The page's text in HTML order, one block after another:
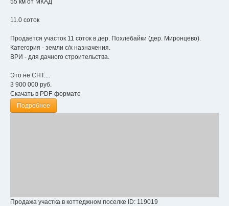
11.0 соток
Продается участок 11 соток в дер. Похлебайки (дер. Миронцево).
Категория - земли с/х назначения.
ВРИ - для дачного строительства.
Это не СНТ....
3 900 000 руб.
Скачать в PDF-формате
Подробнее
Продажа участка в коттеджном поселке ID: 119019